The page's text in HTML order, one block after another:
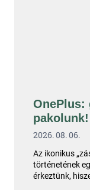
OnePlus:
pakolunk!
2026. 08. 06.
Az ikonikus
történetének
érkeztünk,